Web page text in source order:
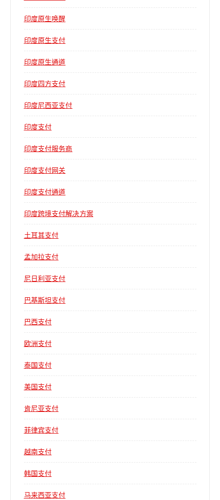
印度原生唤醒
印度原生支付
印度原生通道
印度四方支付
印度尼西亚支付
印度支付
印度支付服务商
印度支付网关
印度支付通道
印度跨境支付解决方案
土耳其支付
孟加拉支付
尼日利亚支付
巴基斯坦支付
巴西支付
欧洲支付
泰国支付
美国支付
肯尼亚支付
菲律宾支付
越南支付
韩国支付
马来西亚支付